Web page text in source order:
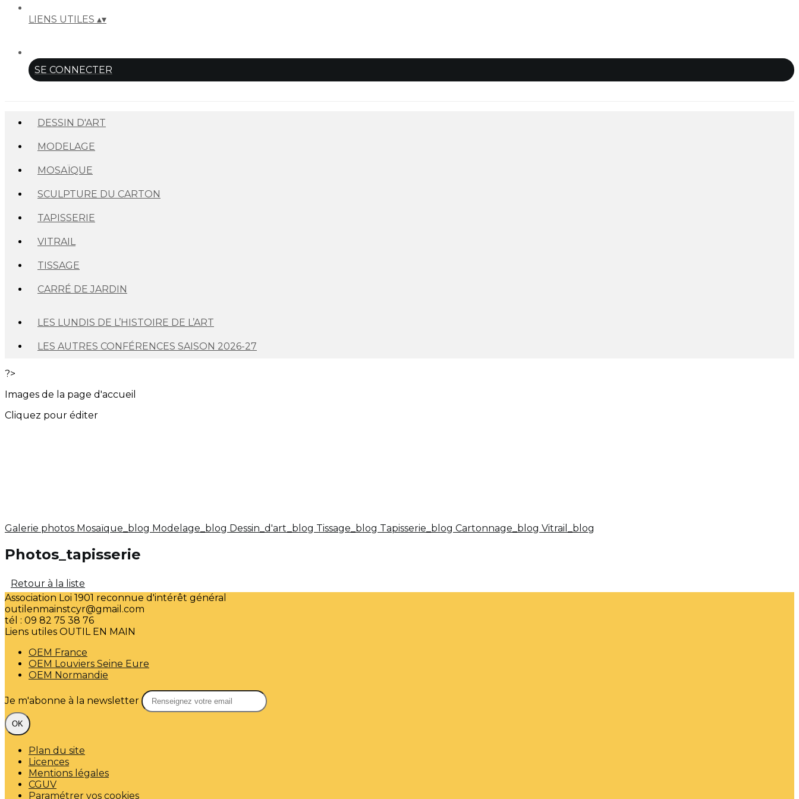
LIENS UTILES ▴▾
SE CONNECTER
DESSIN D'ART
MODELAGE
MOSAÏQUE
SCULPTURE DU CARTON
TAPISSERIE
VITRAIL
TISSAGE
CARRÉ DE JARDIN
LES LUNDIS DE L’HISTOIRE DE L’ART
LES AUTRES CONFÉRENCES SAISON 2026-27
?>
Images de la page d'accueil
Cliquez pour éditer
Galerie photos Mosaïque_blog Modelage_blog Dessin_d'art_blog Tissage_blog Tapisserie_blog Cartonnage_blog Vitrail_blog
Photos_tapisserie
Retour à la liste
Association Loi 1901 reconnue d'intérêt général
outilenmainstcyr@gmail.com
tél : 09 82 75 38 76
Liens utiles OUTIL EN MAIN
OEM France
OEM Louviers Seine Eure
OEM Normandie
Je m'abonne à la newsletter
OK
Plan du site
Licences
Mentions légales
CGUV
Paramétrer vos cookies